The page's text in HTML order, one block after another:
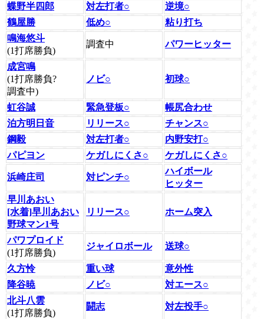
蝶野半四郎
対左打者○
逆境○
鶴屋勝
低め○
粘り打ち
鳴海悠斗
(1打席勝負)
調査中 パワーヒッター
成宮鳴
(1打席勝負?
調査中)
ノビ○ 初球○
虹谷誠 緊急登板○
帳尻合わせ
泊方明日音
リリース○
チャンス○
鋼毅
対左打者○
内野安打○
パピヨン
ケガしにくさ○ ケガしにくさ○
浜崎庄司 対ピンチ○
ハイボール
ヒッター
早川あおい
[水着]早川あおい
野球マン1号
リリース○ ホーム突入
パワプロイド
(1打席勝負)
ジャイロボール 送球○
久方怜 重い球
意外性
降谷暁
ノビ○
対エース○
北斗八雲
(1打席勝負)
闘志 対左投手○